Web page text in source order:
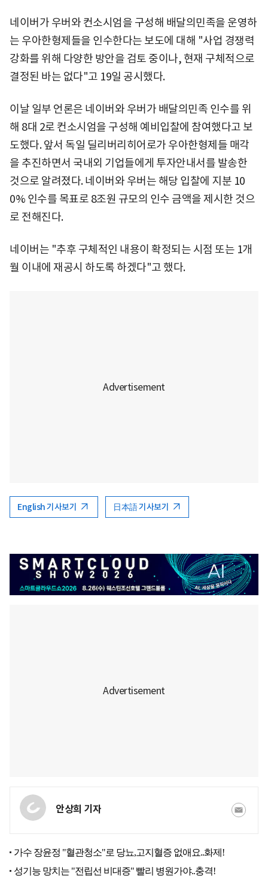
네이버가 우버와 컨소시엄을 구성해 배달의민족을 운영하
는 우아한형제들을 인수한다는 보도에 대해 "사업 경쟁력
강화를 위해 다양한 방안을 검토 중이나, 현재 구체적으로
결정된 바는 없다"고 19일 공시했다.
이날 일부 언론은 네이버와 우버가 배달의민족 인수를 위
해 8대 2로 컨소시엄을 구성해 예비입찰에 참여했다고 보
도했다. 앞서 독일 딜리버리히어로가 우아한형제들 매각
을 추진하면서 국내외 기업들에게 투자안내서를 발송한
것으로 알려졌다. 네이버와 우버는 해당 입찰에 지분 10
0% 인수를 목표로 8조원 규모의 인수 금액을 제시한 것으
로 전해진다.
네이버는 "추후 구체적인 내용이 확정되는 시점 또는 1개
월 이내에 재공시 하도록 하겠다"고 했다.
English 기사보기 日本語 기사보기
안상희 기자